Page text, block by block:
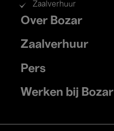
Zaalverhuur
Footer
menu
Over Bozar
Zaalverhuur
Pers
Werken bij Bozar